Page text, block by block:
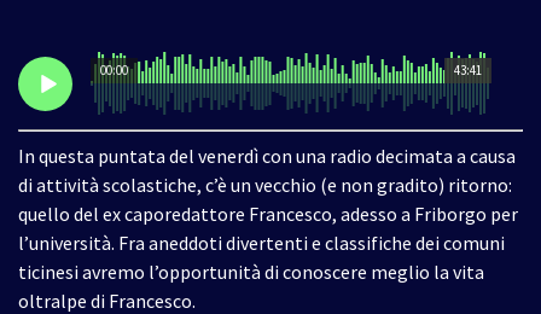
43:41
00:00
In questa puntata del venerdì con una radio decimata a causa
di attività scolastiche, c’è un vecchio (e non gradito) ritorno:
quello del ex caporedattore Francesco, adesso a Friborgo per
l’università. Fra aneddoti divertenti e classifiche dei comuni
ticinesi avremo l’opportunità di conoscere meglio la vita
oltralpe di Francesco.